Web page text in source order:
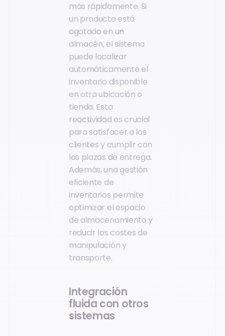
más rápidamente. Si
un producto está
agotado en un
almacén, el sistema
puede localizar
automáticamente el
inventario disponible
en otra ubicación o
tienda. Esta
reactividad es crucial
para satisfacer a los
clientes y cumplir con
los plazos de entrega.
Además, una gestión
eficiente de
inventarios permite
optimizar el espacio
de almacenamiento y
reducir los costes de
manipulación y
transporte.
Integración
fluida con otros
sistemas